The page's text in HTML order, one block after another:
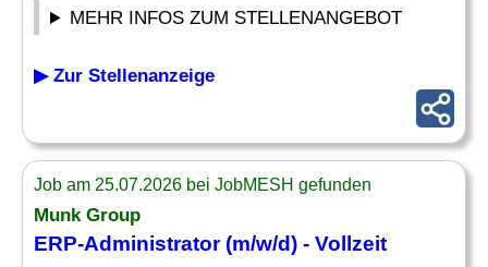
MEHR INFOS ZUM STELLENANGEBOT
▶ Zur Stellenanzeige
Job am 25.07.2026 bei JobMESH gefunden
Munk Group
ERP-Administrator(m/w/d) - Vollzeit